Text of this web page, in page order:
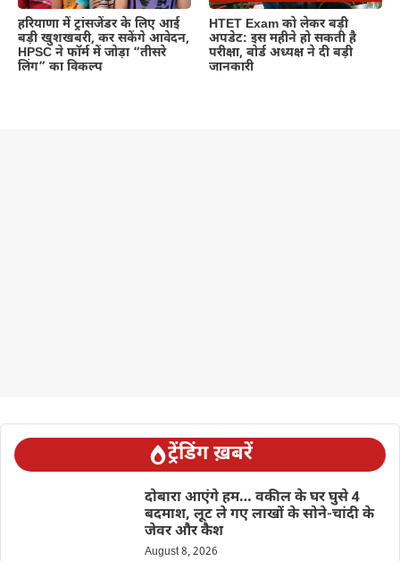
हरियाणा में ट्रांसजेंडर के लिए आई
बड़ी खुशखबरी, कर सकेंगे आवेदन,
HPSC ने फॉर्म में जोड़ा “तीसरे
लिंग” का विकल्प
HTET Exam को लेकर बड़ी
अपडेट: इस महीने हो सकती है
परीक्षा, बोर्ड अध्यक्ष ने दी बड़ी
जानकारी
ट्रेंडिंग ख़बरें
दोबारा आएंगे हम… वकील के घर घुसे 4
बदमाश, लूट ले गए लाखों के सोने-चांदी के
जेवर और कैश
August 8, 2026